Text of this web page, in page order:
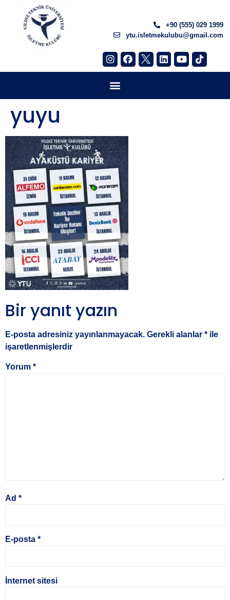
+90 (555) 029 1999
ytu.isletmekulubu@gmail.com
yuyu
Bir yanıt yazın
E-posta adresiniz yayınlanmayacak. Gerekli alanlar * ile
işaretlenmişlerdir
Yorum *
Ad *
E-posta *
İnternet sitesi